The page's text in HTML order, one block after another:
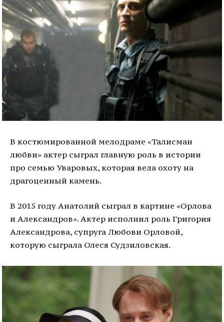
В костюмированной мелодраме «Талисман
любви» актер сыграл главную роль в истории
про семью Уваровых, которая вела охоту на
драгоценный камень.
В 2015 году Анатолий сыграл в картине «Орлова
и Александров». Актер исполнил роль Григория
Александрова, супруга Любови Орловой,
которую сыграла Олеся Судзиловская.